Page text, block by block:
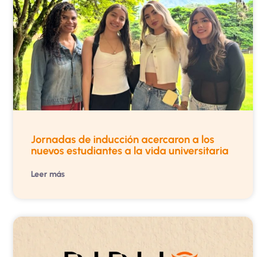
Jornadas de inducción acercaron a los
nuevos estudiantes a la vida universitaria
Leer más